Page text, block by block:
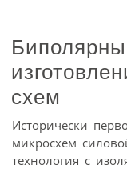
схем
Исторически
микросхем
технология с